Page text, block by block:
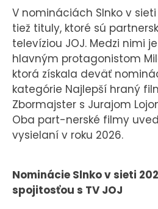
V nomináciách Slnko v
tiež tituly, ktoré sú
televíziou JOJ. Medzi nimi
hlavným protagonistom
ktorá získala deväť
kategórie Najlepší hraný
Zbormajster s Jurajom
Oba part-nerské filmy
vysielaní v roku 2026.
Nominácie Slnko v sieti
spojitosťou s TV JOJ